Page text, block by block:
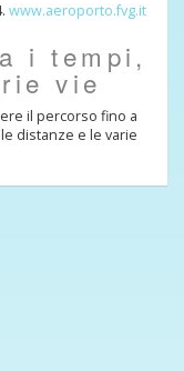
www.aeroporto.fvg.it
i tempi,
vie
il percorso fino a
distanze e le varie